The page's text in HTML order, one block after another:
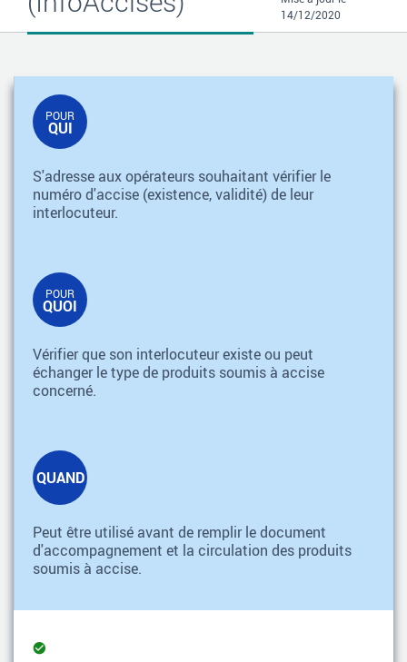
14/12/2020
POUR
QUI
S'adresse aux opérateurs souhaitant vérifier le
numéro d'accise (existence, validité) de leur
interlocuteur.
POUR
QUOI
Vérifier que son interlocuteur existe ou peut
échanger le type de produits soumis à accise
concerné.
QUAND
Peut être utilisé avant de remplir le document
d'accompagnement et la circulation des produits
soumis à accise.
Service